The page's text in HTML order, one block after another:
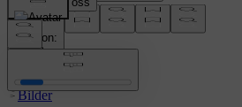
Mediekontakter
location:
NO
Bilder